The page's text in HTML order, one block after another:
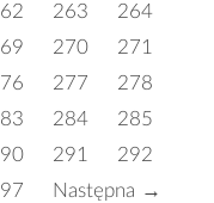
263
264
270
271
277
278
284
285
291
292
Następna →